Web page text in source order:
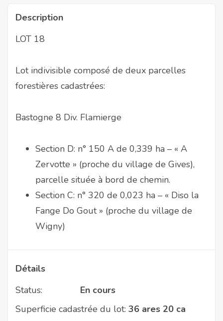
Description
LOT 18
Lot indivisible composé de deux parcelles
forestières cadastrées:
Bastogne 8 Div. Flamierge
Section D: n° 150 A de 0,339 ha – « A
Zervotte » (proche du village de Gives),
parcelle située à bord de chemin.
Section C: n° 320 de 0,023 ha – « Diso la
Fange Do Gout » (proche du village de
Wigny)
Détails
Status:
En cours
Superficie cadastrée du lot: 36 ares 20 ca